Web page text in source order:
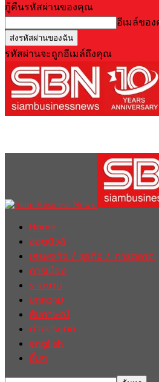
กู้คืนรหัสผ่านของคุณ
อีเมล์ขอ
รหัสผ่านจะถูกอีเมล์ถึงคุณ
Home
ฮอตนิวส์
เศรษฐกิจ / ธุรกิจ / การตลาด
การเมือง
รายงาน
บทความ
สัมภาษณ์
ต่างประเทศ
english
อื่นๆ